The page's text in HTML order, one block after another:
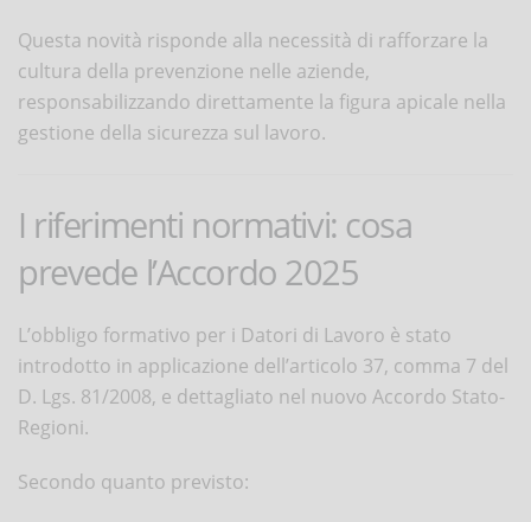
Questa novità risponde alla necessità di rafforzare la
cultura della prevenzione nelle aziende,
responsabilizzando direttamente la figura apicale nella
gestione della sicurezza sul lavoro.
I riferimenti normativi: cosa
prevede l’Accordo 2025
L’obbligo formativo per i Datori di Lavoro è stato
introdotto in applicazione dell’articolo 37, comma 7 del
D. Lgs. 81/2008, e dettagliato nel nuovo Accordo Stato-
Regioni.
Secondo quanto previsto: